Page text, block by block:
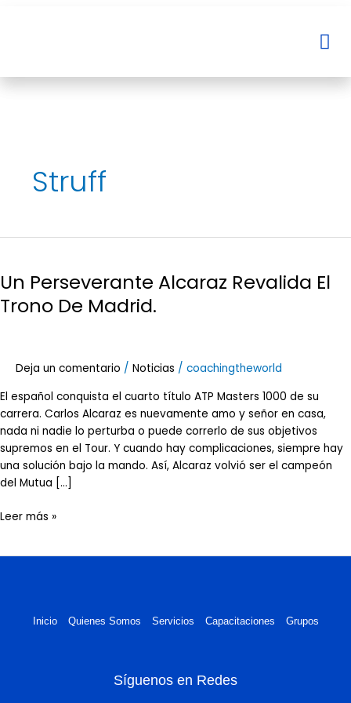
Struff
Un Perseverante Alcaraz Revalida El
Trono De Madrid.
Deja un comentario / Noticias / coachingtheworld
El español conquista el cuarto título ATP Masters 1000 de su
carrera. Carlos Alcaraz es nuevamente amo y señor en casa,
nada ni nadie lo perturba o puede correrlo de sus objetivos
supremos en el Tour. Y cuando hay complicaciones, siempre hay
una solución bajo la mando. Así, Alcaraz volvió ser el campeón
del Mutua […]
Alcaraz
Revalida
El
Madrid.
Leer más »
Inicio Quienes Somos Servicios Capacitaciones Grupos
Síguenos en Redes